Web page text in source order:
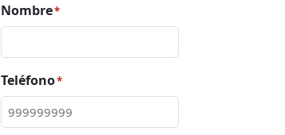
Nombre*
Teléfono*